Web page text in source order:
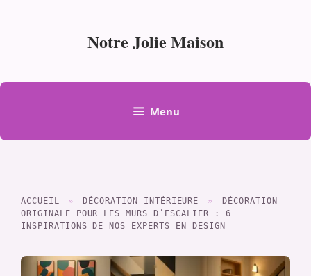
Notre Jolie Maison
Menu
ACCUEIL » DÉCORATION INTÉRIEURE »
DÉCORATION
ORIGINALE POUR LES MURS D’ESCALIER : 6
INSPIRATIONS DE NOS EXPERTS EN DESIGN